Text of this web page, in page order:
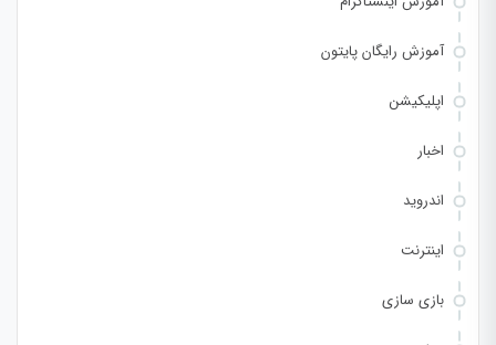
آموزش رایگان پایتون
اپلیکیشن
اخبار
اندروید
اینترنت
بازی سازی